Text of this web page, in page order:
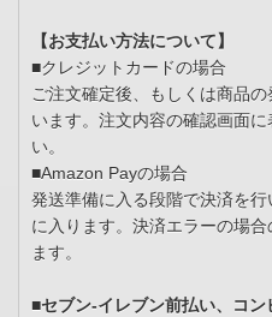
【お支払い方法について】
■クレジットカードの場合
ご注文確定後、もしくは商品
います。注文内容の確認画面
い。
■Amazon Payの場合
発送準備に入る段階で決済を
に入ります。決済エラーの場
ます。
■セブン-イレブン前払い、コ